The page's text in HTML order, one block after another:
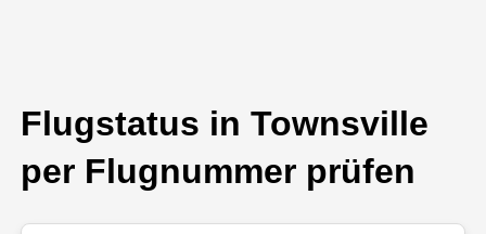
Flugstatus in Townsville
per Flugnummer prüfen